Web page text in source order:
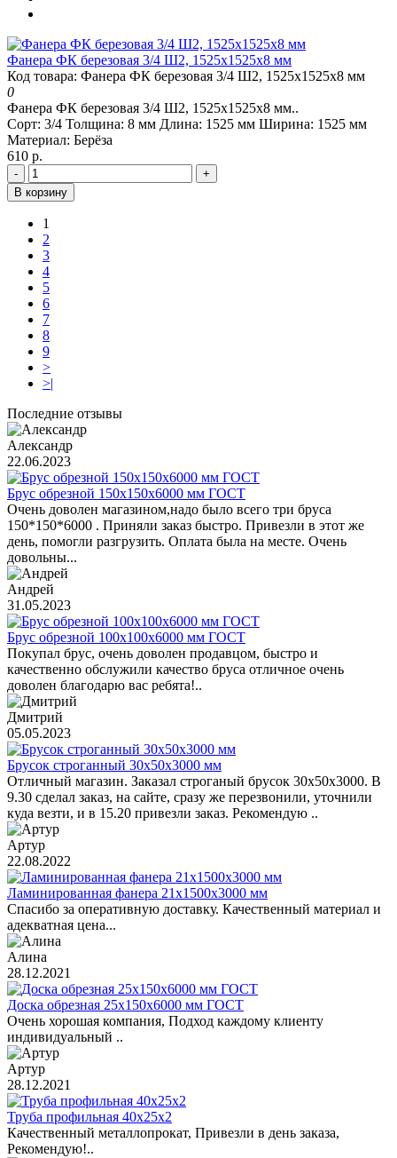
Фанера ФК березовая 3/4 Ш2, 1525х1525х8 мм
Код товара: Фанера ФК березовая 3/4 Ш2, 1525х1525х8 мм
0
Фанера ФК березовая 3/4 Ш2, 1525х1525х8 мм..
Сорт: 3/4 Толщина: 8 мм Длина: 1525 мм Ширина: 1525 мм
Материал: Берёза
610 р.
-
+
В корзину
1
2
3
4
5
6
7
8
9
>
>|
Последние отзывы
Александр
22.06.2023
Брус обрезной 150х150х6000 мм ГОСТ
Очень доволен магазином,надо было всего три бруса
150*150*6000 . Приняли заказ быстро. Привезли в этот же
день, помогли разгрузить. Оплата была на месте. Очень
довольны...
Андрей
31.05.2023
Брус обрезной 100х100х6000 мм ГОСТ
Покупал брус, очень доволен продавцом, быстро и
качественно обслужили качество бруса отличное очень
доволен благодарю вас ребята!..
Дмитрий
05.05.2023
Брусок строганный 30х50х3000 мм
Отличный магазин. Заказал строганый брусок 30х50х3000. В
9.30 сделал заказ, на сайте, сразу же перезвонили, уточнили
куда везти, и в 15.20 привезли заказ. Рекомендую ..
Артур
22.08.2022
Ламинированная фанера 21х1500х3000 мм
Спасибо за оперативную доставку. Качественный материал и
адекватная цена...
Алина
28.12.2021
Доска обрезная 25х150х6000 мм ГОСТ
Очень хорошая компания, Подход каждому клиенту
индивидуальный ..
Артур
28.12.2021
Труба профильная 40х25х2
Качественный металлопрокат, Привезли в день заказа,
Рекомендую!..